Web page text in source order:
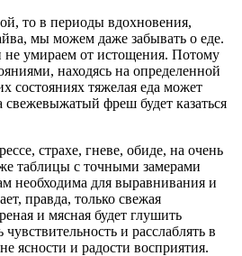
то в периоды вдохновения,
мы можем даже забывать о еде.
не умираем от истощения. Потому
находясь на определенной
состояниях тяжелая еда может
свежевыжатый фреш будет казаться
страхе, гневе, обиде, на очень
таблицы с точными замерами
необходима для выравнивания и
правда, только свежая
и мясная будет глушить
и расслаблять в
ясности и радости восприятия.